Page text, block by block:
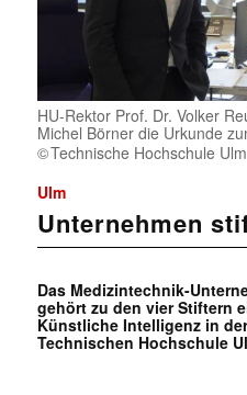
HU-Rektor Prof. Dr. Volker
Michel Börner die Urkunde
Technische Hochschule Ulm
Ulm
Unternehmen
Das Medizintechnik-
gehört zu den vier Stiftern
Künstliche Intelligenz in
Technischen Hochschule